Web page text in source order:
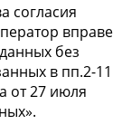
согласия
вправе
без
в пп.2-11
от 27 июля